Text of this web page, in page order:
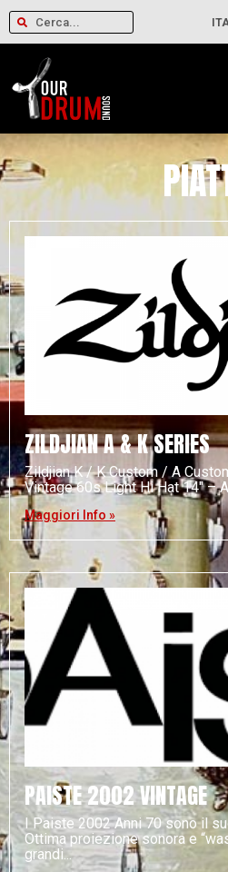
ZILDJIAN A & K SERIES
Zildjian K / K Custom / A
Vintage 60s Light Hi Hat 14″ –
Maggiori Info »
PAISTE 2002 VINTAGE
I Paiste 2002 Anni 70 sono il
Ottima proiezione sonora e
grandi